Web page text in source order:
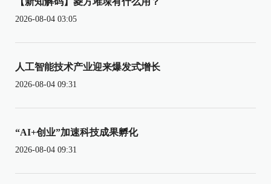
2026-08-04 03:05
人工智能技术产业迎来爆发式增长
2026-08-04 09:31
“AI+创业”加速科技成果孵化
2026-08-04 09:31